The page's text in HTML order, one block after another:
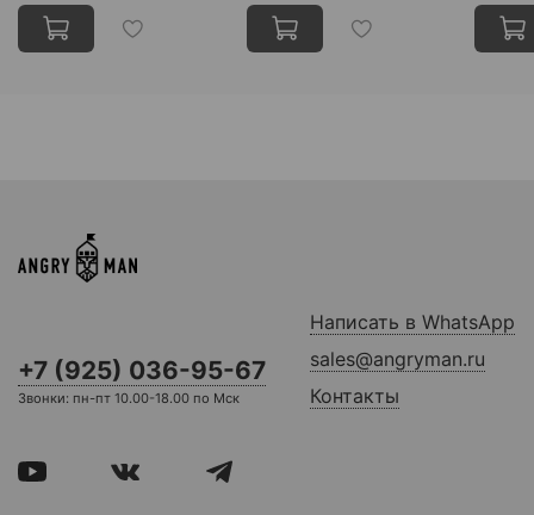
+7 (925) 036-95-67
Звонки: пн-пт 10.00-18.00 по Мск
Написать в WhatsApp
sales@angryman.ru
Контакты